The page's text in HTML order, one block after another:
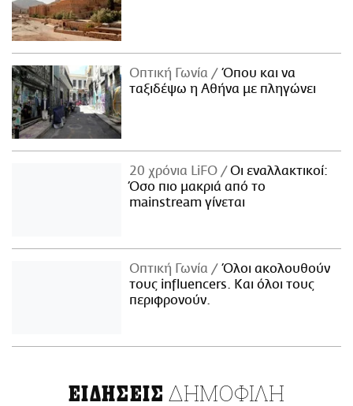
Οπτική Γωνία
Όπου και να
ταξιδέψω η Αθήνα με πληγώνει
20 χρόνια LiFO
Οι εναλλακτικοί:
Όσο πιο μακριά από το
mainstream γίνεται
Οπτική Γωνία
Όλοι ακολουθούν
τους influencers. Και όλοι τους
περιφρονούν.
ΕΙΔΗΣΕΙΣ ΔΗΜΟΦΙΛΗ